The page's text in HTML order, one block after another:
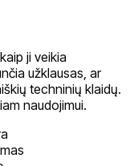
ji veikia
užklausas, ar
techninių klaidų.
naudojimui.